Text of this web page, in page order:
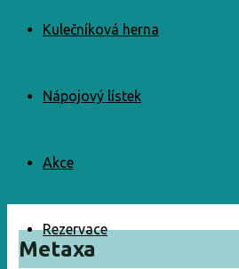
Kulečníková herna
Nápojový lístek
Akce
Rezervace
Metaxa